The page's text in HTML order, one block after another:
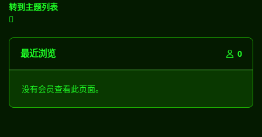
转到主题列表
最近浏览 0
没有会员查看此页面。